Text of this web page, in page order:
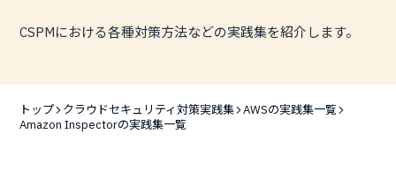
CSPMにおける各種対策方法などの実践集を紹介します。
トップ クラウドセキュリティ対策実践集
AWSの実践集一覧
Amazon Inspectorの実践集一覧